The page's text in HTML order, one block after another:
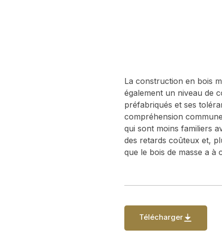
La construction en bois
également un niveau de
préfabriqués et ses
compréhension
qui sont moins familiers
des retards coûteux et,
que le bois de masse a à
Télécharger